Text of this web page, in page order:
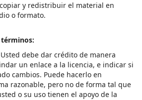
y redistribuir el material en
o formato.
debe dar crédito de manera
un enlace a la licencia, e indicar si
cambios. Puede hacerlo en
razonable, pero no de forma tal que
o su uso tienen el apoyo de la